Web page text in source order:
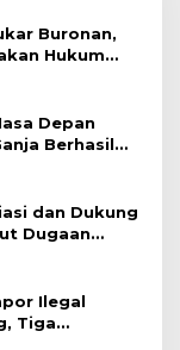
Buronan,
Hukum
Depan
Berhasil
dan Dukung
Dugaan
Ilegal
Tiga
Satu Buron